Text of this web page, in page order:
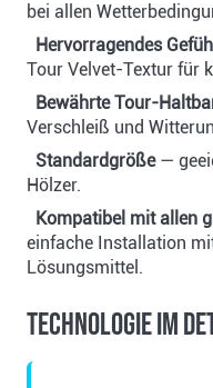
bei allen
Hervorragendes
Tour Velvet-Textur für
Bewährte Tour-
Verschleiß und
Standardgröße—
Hölzer.
Kompatibel mit allen
einfache Installation
Lösungsmittel.
Technologie im